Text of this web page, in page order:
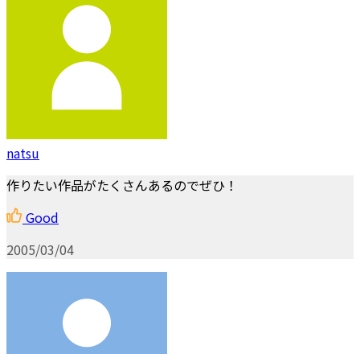
natsu
作りたい作品がたくさんあるのでぜひ！
Good
2005/03/04